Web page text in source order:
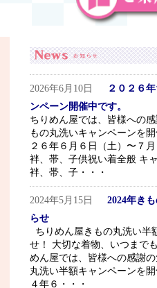
2026年6月10日
２０２６
ンペーン開催中です。
ちりめん屋では、皆様への
もの丸洗いキャンペーンを
２６年６月６日（土）〜７
袢、帯、子供祝い着全般 キ
袢、帯、子・・・
2024年5月15日
2024年き
らせ
ちりめん屋きもの丸洗い半
せ！ 大切な着物、いつまで
めん屋では、皆様への感謝
丸洗い半額キャンペーンを
４年６・・・